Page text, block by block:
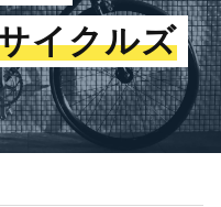
イクルズ